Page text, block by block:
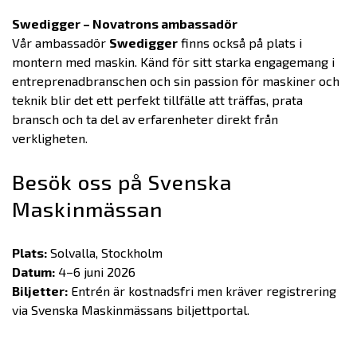
Swedigger – Novatrons ambassadör
Vår ambassadör Swedigger finns också på plats i
montern med maskin. Känd för sitt starka engagemang i
entreprenadbranschen och sin passion för maskiner och
teknik blir det ett perfekt tillfälle att träffas, prata
bransch och ta del av erfarenheter direkt från
verkligheten.
Besök oss på Svenska
Maskinmässan
Plats: Solvalla, Stockholm
Datum: 4–6 juni 2026
Biljetter: Entrén är kostnadsfri men kräver registrering
via Svenska Maskinmässans biljettportal.